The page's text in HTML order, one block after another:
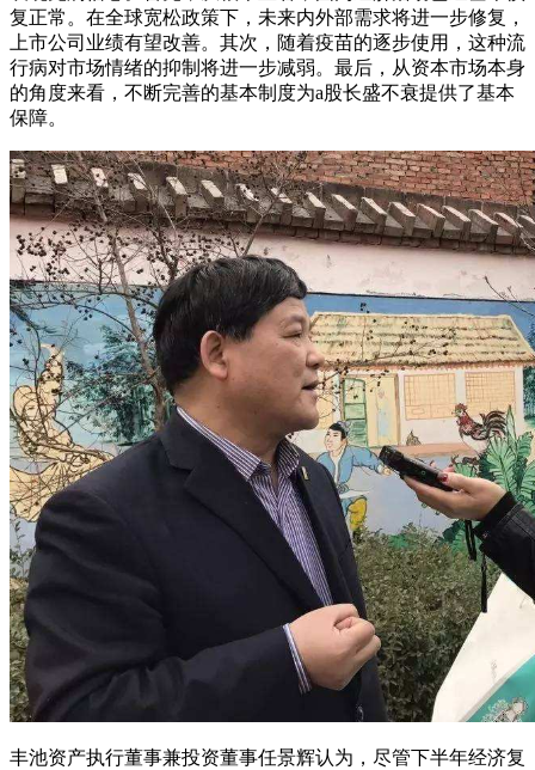
复正常。在全球宽松政策下，未来内外部需求将进一步修复，
上市公司业绩有望改善。其次，随着疫苗的逐步使用，这种流
行病对市场情绪的抑制将进一步减弱。最后，从资本市场本身
的角度来看，不断完善的基本制度为a股长盛不衰提供了基本
保障。
丰池资产执行董事兼投资董事任景辉认为，尽管下半年经济复